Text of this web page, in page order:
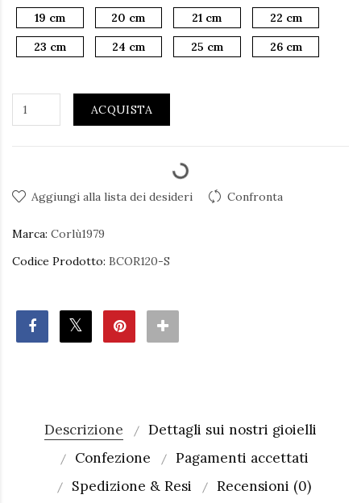
19 cm
20 cm 21 cm
22 cm
23 cm
24 cm 25 cm 26 cm
ACQUISTA
Aggiungi alla lista dei desideri Confronta
Marca: Corlù1979
Codice Prodotto: BCOR120-S
Descrizione
Dettagli sui nostri gioielli
Confezione
Pagamenti accettati
Spedizione & Resi
Recensioni (0)